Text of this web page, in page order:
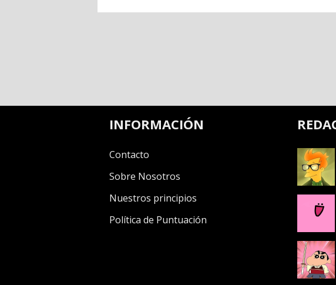
INFORMACIÓN
Contacto
Sobre Nosotros
Nuestros principios
Política de Puntuación